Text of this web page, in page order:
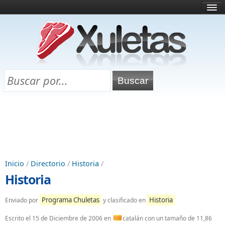
¿Qué es esto?
Directorio
Chuletas para exámenes
Inicio / Directorio / Historia /
Historia
Enviado por Programa Chuletas y clasificado en Historia
Escrito el 15 de Diciembre de 2006en catalán con un tamaño de 11,86